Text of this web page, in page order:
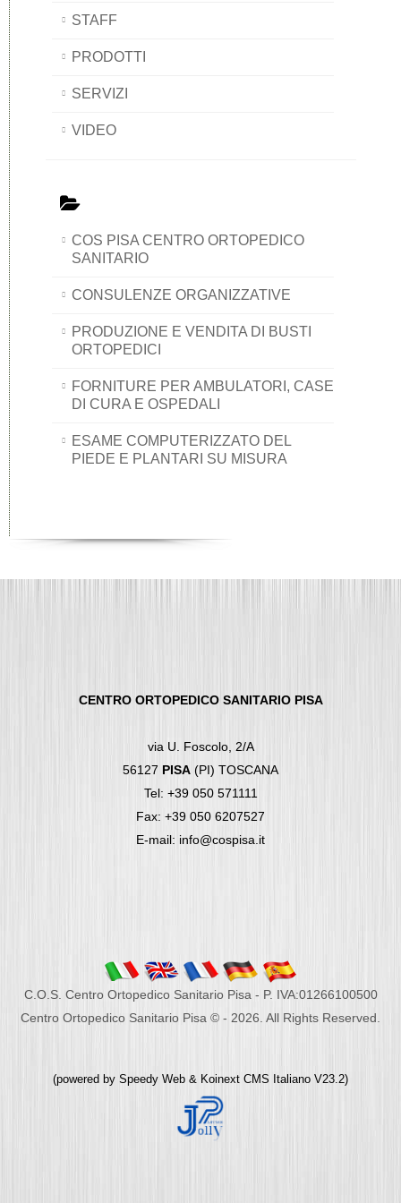
STAFF
PRODOTTI
SERVIZI
VIDEO
COS PISA CENTRO ORTOPEDICO
SANITARIO
CONSULENZE ORGANIZZATIVE
PRODUZIONE E VENDITA DI BUSTI
ORTOPEDICI
FORNITURE PER AMBULATORI, CASE
DI CURA E OSPEDALI
ESAME COMPUTERIZZATO DEL
PIEDE E PLANTARI SU MISURA
CENTRO ORTOPEDICO SANITARIO PISA
via U. Foscolo, 2/A
56127 PISA (PI) TOSCANA
Tel: +39 050 571111
Fax: +39 050 6207527
E-mail: info@cospisa.it
C.O.S. Centro Ortopedico Sanitario Pisa - P. IVA:01266100500
Centro Ortopedico Sanitario Pisa © - 2026. All Rights Reserved.
(powered by Speedy Web & Koinext CMS Italiano V23.2)